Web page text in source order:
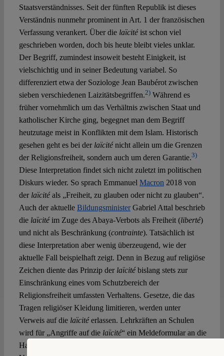
Staatsverständnisses. Seit der fünften Republik ist dieses
Verständnis nunmehr prominent in Art. 1 der französischen
Verfassung verankert. Über die laïcitéist schon viel
geschrieben worden, doch bis heute bleibt vieles unklar.
Der Begriff, zumindest insoweit besteht Einigkeit, ist
vielschichtig und in seiner Bedeutung variabel. So
differenziert etwa der Soziologe Jean Baubérot zwischen
sieben verschiedenen Laizitätsbegriffen.2)Während es
früher vornehmlich um das Verhältnis zwischen Staat und
katholischer Kirche ging, begegnet man dem Begriff
heutzutage meist in Konflikten mit dem Islam. Historisch
gesehen geht es bei der laïciténicht allein um die Grenzen
der Religionsfreiheit, sondern auch um deren Garantie.3)
Diese Interpretation findet sich nicht zuletzt im politischen
Diskurs wieder. So sprach Emmanuel Macron 2018 von
der laïcitéals „Freiheit, zu glauben oder nicht zu glauben“.
Auch der aktuelle BildungsministerGabriel Attal beschrieb
die laïcitéim Zuge des Abaya-Verbots als Freiheit (liberté)
und nicht als Beschränkung (contrainte). Tatsächlich ist
diese Interpretation aber wenig überzeugend, wie der
aktuelle Fall beispielhaft zeigt. Denn in Bezug auf religiöse
Zeichen diente das Prinzip der laïcitébislang stets zur
Einschränkung eines vom Schutzbereich der
Religionsfreiheit umfassten Verhaltens. Gesetze, die das
Tragen religiöser Kleidung limitieren, werden unter
Verweis auf die laïcitéerlassen. Lehrkräften an Schulen
wird für „Angriffe auf die laïcité“ ein Meldeformular an die
Hand gegeben. Selbst private Unternehmen haben in der